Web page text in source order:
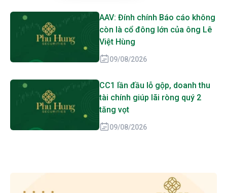
AAV: Đính chính Báo cáo không
còn là cổ đông lớn của ông Lê
Việt Hùng
09/08/2026
CC1 lần đầu lỗ gộp, doanh thu
tài chính giúp lãi ròng quý 2
tăng vọt
09/08/2026